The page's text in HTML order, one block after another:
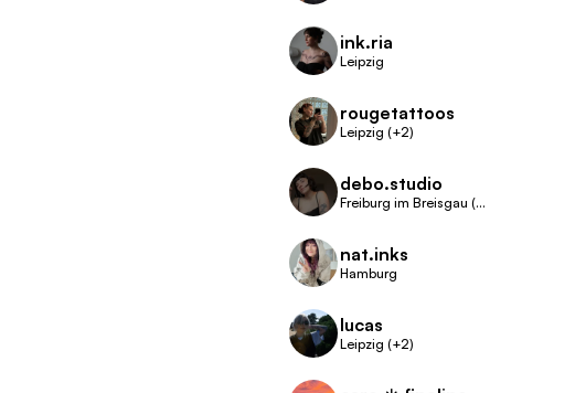
ink.ria
Leipzig
rougetattoos
Leipzig (+2)
debo.studio
Freiburg im Breisgau (+1)
nat.inks
Hamburg
lucas
Leipzig (+2)